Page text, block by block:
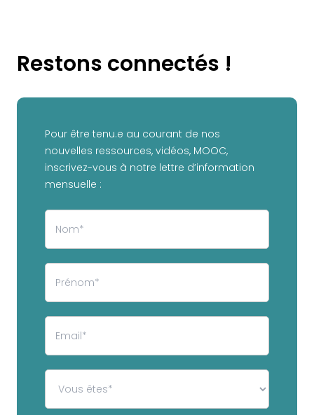
Restons connectés !
Pour être tenu.e au courant de nos
nouvelles ressources, vidéos, MOOC,
inscrivez-vous à notre lettre d’information
mensuelle :